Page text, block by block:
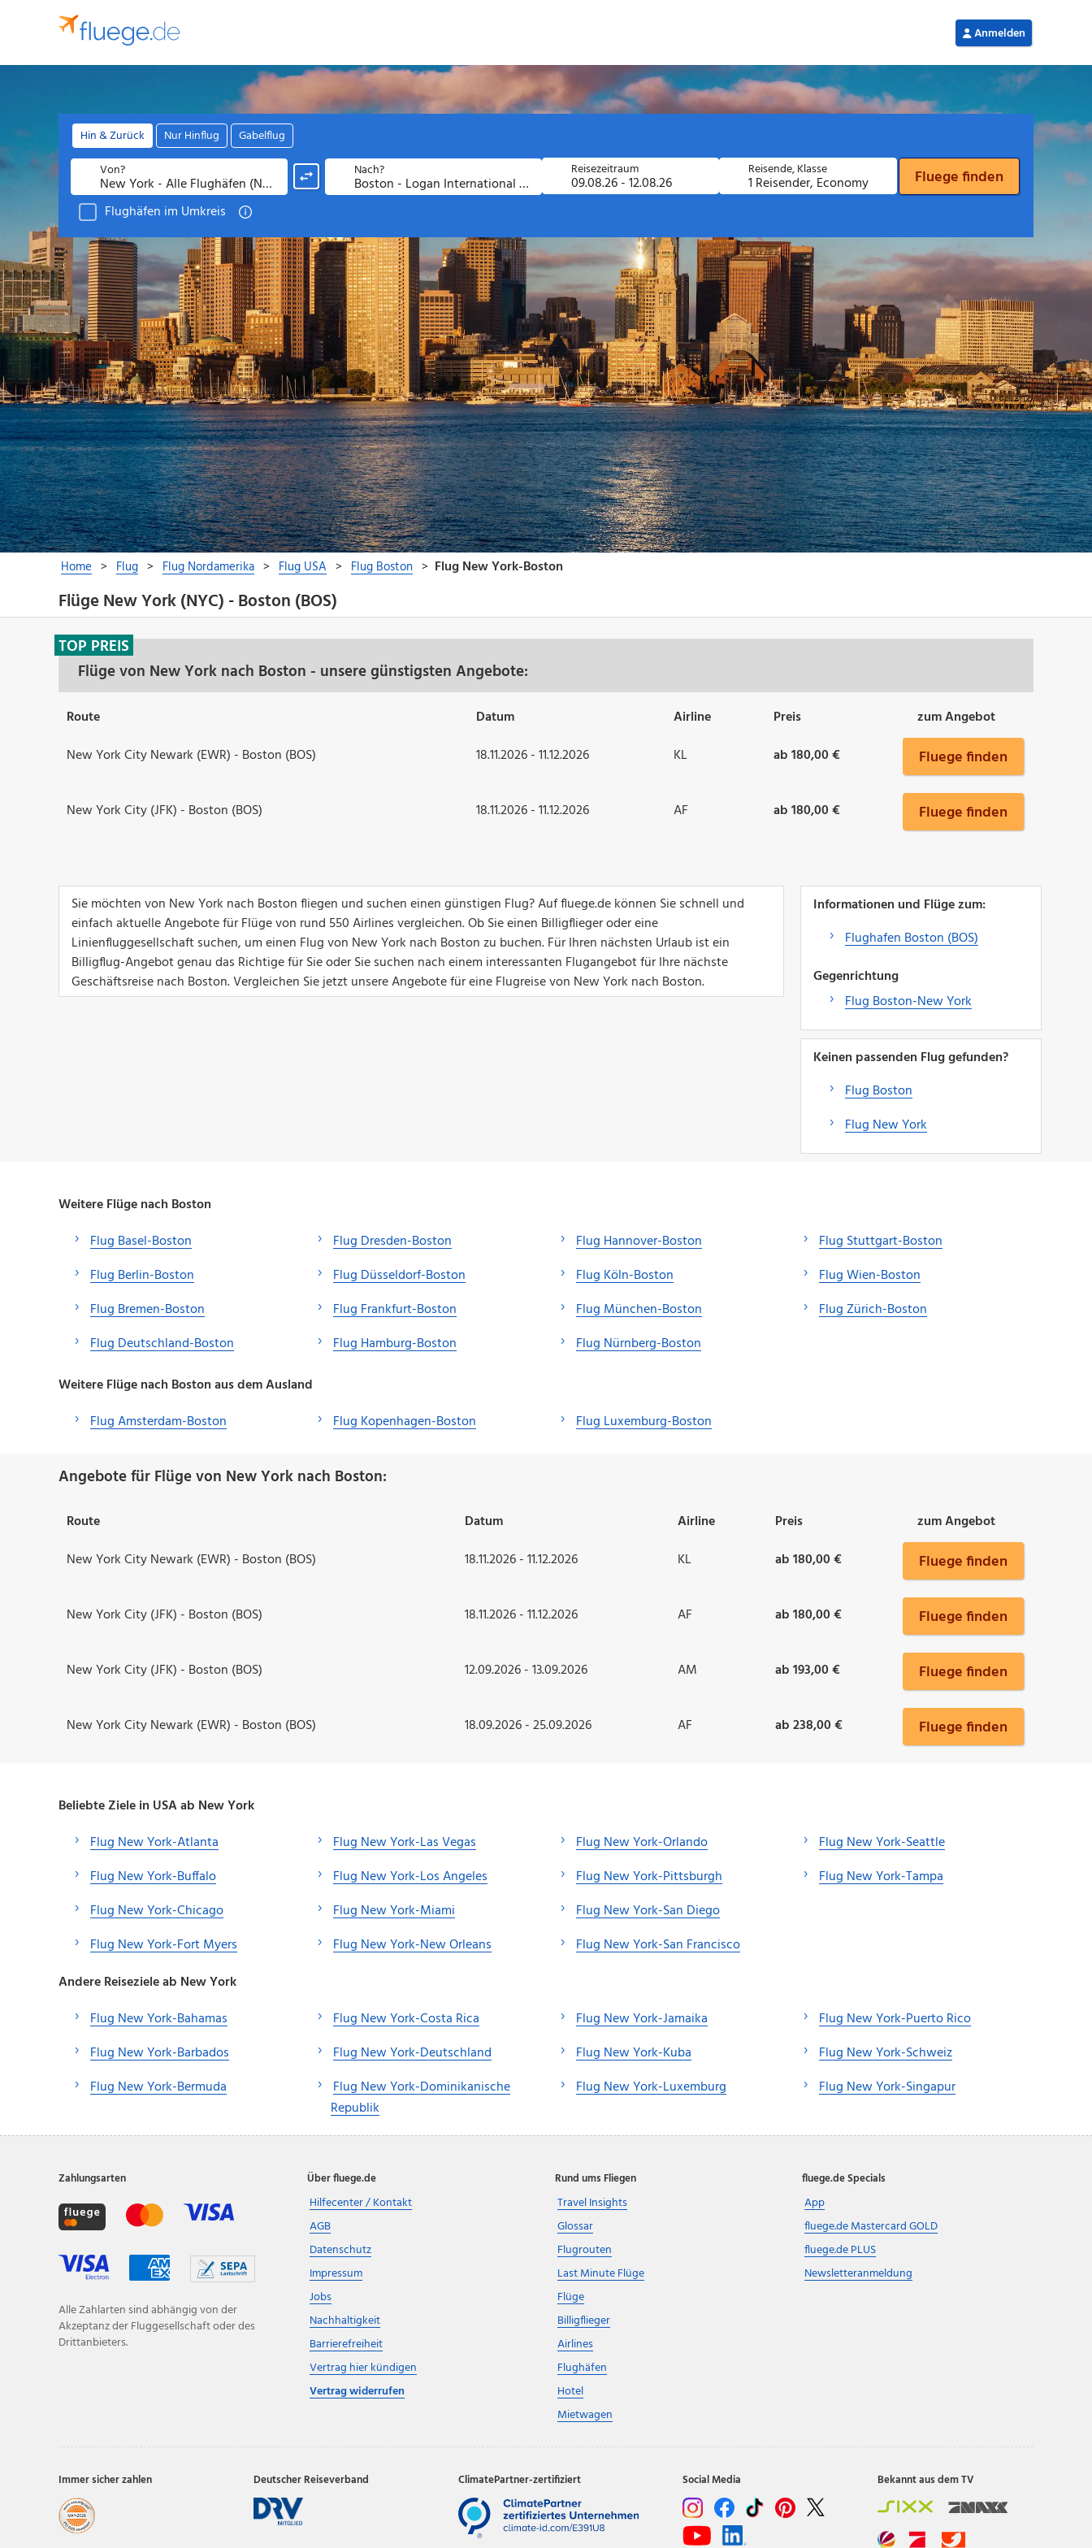
Flüge New York (NYC) - Boston (BOS)
Flüge von New York nach Boston - unsere günstigsten Angebote:
TOP PREIS
Route Datum Airline Preis
zum Angebot
New York City Newark (EWR) - Boston (BOS)
18.11.2026 - 11.12.2026 KL ab 180,00 € Fluege finden
New York City (JFK) - Boston (BOS) 18.11.2026 - 11.12.2026 AF ab 180,00 € Fluege finden
Sie möchten von New York nach Boston fliegen und suchen einen günstigen Flug? Auf fluege.de können Sie schnell und
einfach aktuelle Angebote für Flüge von rund 550 Airlines vergleichen. Ob Sie einen Billigflieger oder eine
Linienfluggesellschaft suchen, um einen Flug von New York nach Boston zu buchen. Für Ihren nächsten Urlaub ist ein
Billigflug-Angebot genau das Richtige für Sie oder Sie suchen nach einem interessanten Flugangebot für Ihre nächste
Geschäftsreise nach Boston. Vergleichen Sie jetzt unsere Angebote für eine Flugreise von New York nach Boston.
Informationen und Flüge zum:
Flughafen Boston (BOS)
Gegenrichtung
Flug Boston-New York
Keinen passenden Flug gefunden?
Flug Boston
Flug New York
Weitere Flüge nach Boston
Flug Basel-Boston
Flug Berlin-Boston
Flug Bremen-Boston
Flug Deutschland-Boston
Flug Dresden-Boston
Flug Düsseldorf-Boston
Flug Frankfurt-Boston
Flug Hamburg-Boston
Flug Hannover-Boston
Flug Köln-Boston
Flug München-Boston
Flug Nürnberg-Boston
Flug Stuttgart-Boston
Flug Wien-Boston
Flug Zürich-Boston
Weitere Flüge nach Boston aus dem Ausland
Flug Amsterdam-Boston
Flug Kopenhagen-Boston Flug Luxemburg-Boston
Angebote für Flüge von New York nach Boston:
Route Datum Airline Preis
zum Angebot
New York City Newark (EWR) - Boston (BOS)
18.11.2026 - 11.12.2026 KL ab 180,00 € Fluege finden
New York City (JFK) - Boston (BOS) 18.11.2026 - 11.12.2026 AF ab 180,00 € Fluege finden
New York City (JFK) - Boston (BOS) 12.09.2026 - 13.09.2026 AM ab 193,00 € Fluege finden
New York City Newark (EWR) - Boston (BOS) 18.09.2026 - 25.09.2026 AF ab 238,00 € Fluege finden
Beliebte Ziele in USA ab New York
Flug New York-Atlanta
Flug New York-Buffalo
Flug New York-Chicago
Flug New York-Fort Myers
Flug New York-Las Vegas
Flug New York-Los Angeles
Flug New York-Miami
Flug New York-New Orleans
Flug New York-Orlando
Flug New York-Pittsburgh
Flug New York-San Diego
Flug New York-San Francisco
Flug New York-Seattle
Flug New York-Tampa
Andere Reiseziele ab New York
Flug New York-Bahamas
Flug New York-Barbados
Flug New York-Bermuda
Flug New York-Costa Rica
Flug New York-Deutschland
Flug New York-Dominikanische
Republik
Flug New York-Jamaika
Flug New York-Kuba
Flug New York-Luxemburg
Flug New York-Puerto Rico
Flug New York-Schweiz
Flug New York-Singapur